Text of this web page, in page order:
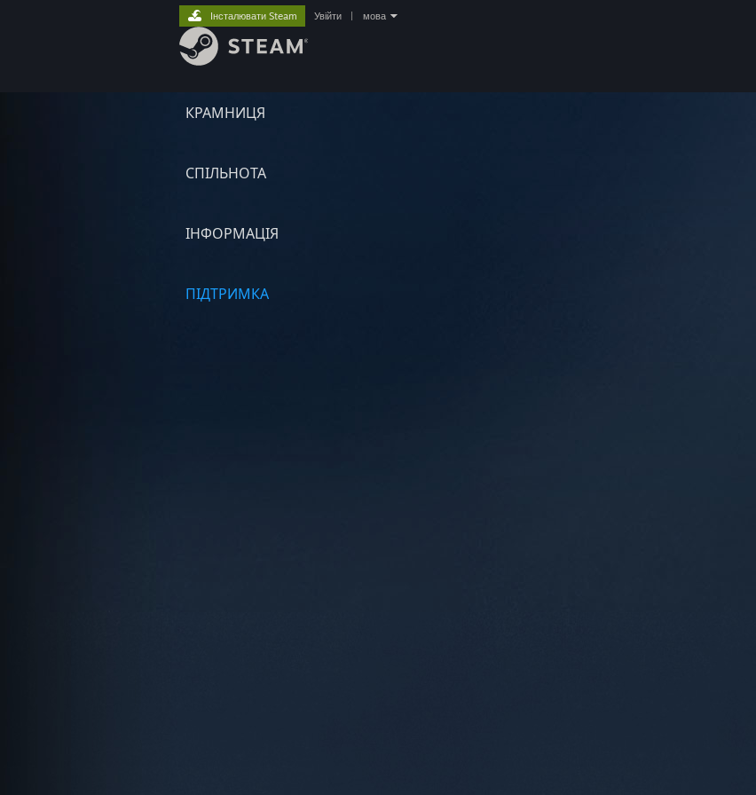
КРАМНИЦЯ
СПІЛЬНОТА
ІНФОРМАЦІЯ
ПІДТРИМКА
Інсталювати Steam Увійти мова